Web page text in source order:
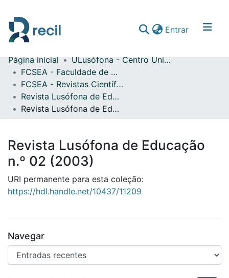
Entrar(current)
Comunidades & Coleções
Percorrer repositório
Estatísticas
Página inicial
ULusófona - Centro Universitário de Lisboa
FCSEA - Faculdade de Ciências Sociais, Educação e Administração
FCSEA - Revistas Científicas
Revista Lusófona de Educação
Revista Lusófona de Educação n.º 02 (2003)
Revista Lusófona de Educação
n.º 02 (2003)
URI permanente para esta coleção:
https://hdl.handle.net/10437/11209
Navegar